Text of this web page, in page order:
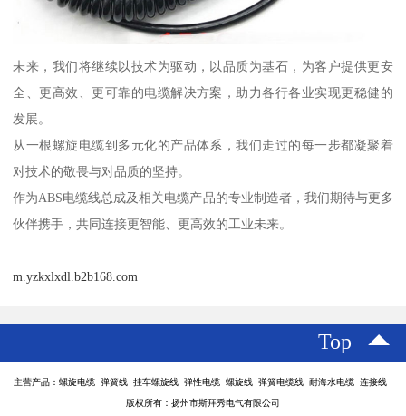
未来，我们将继续以技术为驱动，以品质为基石，为客户提供更安
全、更高效、更可靠的电缆解决方案，助力各行各业实现更稳健的
发展。
从一根螺旋电缆到多元化的产品体系，我们走过的每一步都凝聚着
对技术的敬畏与对品质的坚持。
作为ABS电缆线总成及相关电缆产品的专业制造者，我们期待与更多
伙伴携手，共同连接更智能、更高效的工业未来。
m.yzkxlxdl.b2b168.com
Top
主营产品：螺旋电缆 弹簧线 挂车螺旋线 弹性电缆 螺旋线 弹簧电缆线 耐海水电缆 连接线
版权所有：扬州市斯拜秀电气有限公司